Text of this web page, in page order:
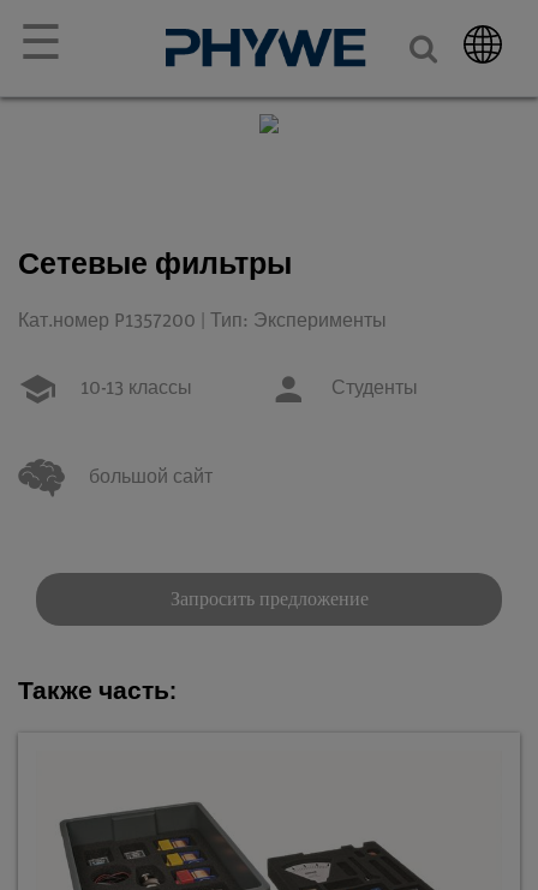
☰
Сетевые фильтры
Кат.номер P1357200 | Тип: Эксперименты
10-13 классы Студенты
большой сайт
Запросить предложение
Также часть: